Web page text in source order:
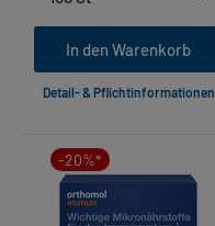
In den Warenkorb
Detail- & Pflichtinformationen
-20%*